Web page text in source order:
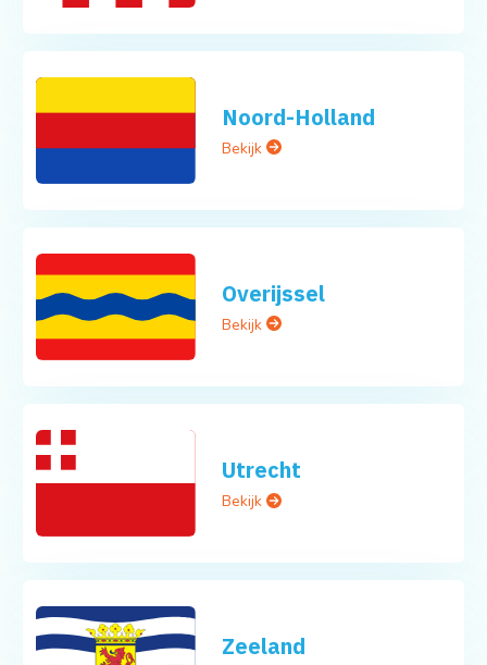
Noord-Holland
Bekijk
Overijssel
Bekijk
Utrecht
Bekijk
Zeeland